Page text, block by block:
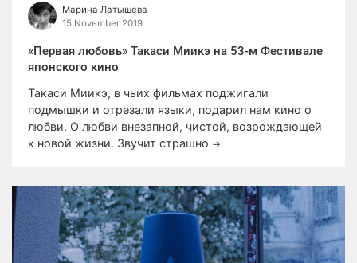
Марина Латышева
15 November 2019
«Первая любовь» Такаси Миикэ на 53-м Фестивале
японского кино
Такаси Миикэ, в чьих фильмах поджигали
подмышки и отрезали языки, подарил нам кино о
любви. О любви внезапной, чистой, возрождающей
к новой жизни. Звучит страшно →